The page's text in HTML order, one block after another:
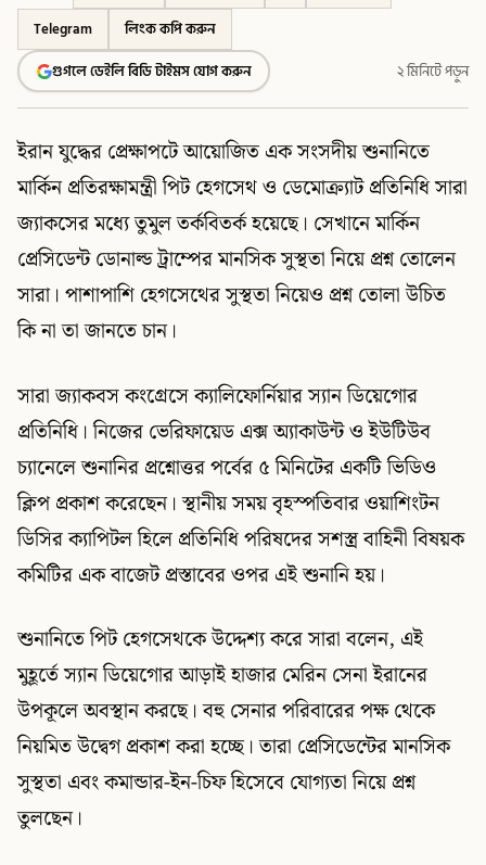
Telegram
লিংক কপি করুন
গুগলে ডেইলি বিডি টাইমস যোগ করুন
২ মিনিটে পড়ুন
ইরান যুদ্ধের প্রেক্ষাপটে আয়োজিত এক সংসদীয় শুনানিতে
মার্কিন প্রতিরক্ষামন্ত্রী পিট হেগসেথ ও ডেমোক্র্যাট প্রতিনিধি সারা
জ্যাকসের মধ্যে তুমুল তর্কবিতর্ক হয়েছে। সেখানে মার্কিন
প্রেসিডেন্ট ডোনাল্ড ট্রাম্পের মানসিক সুস্থতা নিয়ে প্রশ্ন তোলেন
সারা। পাশাপাশি হেগসেথের সুস্থতা নিয়েও প্রশ্ন তোলা উচিত
কি না তা জানতে চান।
সারা জ্যাকবস কংগ্রেসে ক্যালিফোর্নিয়ার স্যান ডিয়েগোর
প্রতিনিধি। নিজের ভেরিফায়েড এক্স অ্যাকাউন্ট ও ইউটিউব
চ্যানেলে শুনানির প্রশ্নোত্তর পর্বের ৫ মিনিটের একটি ভিডিও
ক্লিপ প্রকাশ করেছেন। স্থানীয় সময় বৃহস্পতিবার ওয়াশিংটন
ডিসির ক্যাপিটল হিলে প্রতিনিধি পরিষদের সশস্ত্র বাহিনী বিষয়ক
কমিটির এক বাজেট প্রস্তাবের ওপর এই শুনানি হয়।
শুনানিতে পিট হেগসেথকে উদ্দেশ্য করে সারা বলেন, এই
মুহূর্তে স্যান ডিয়েগোর আড়াই হাজার মেরিন সেনা ইরানের
উপকূলে অবস্থান করছে। বহু সেনার পরিবারের পক্ষ থেকে
নিয়মিত উদ্বেগ প্রকাশ করা হচ্ছে। তারা প্রেসিডেন্টের মানসিক
সুস্থতা এবং কমান্ডার-ইন-চিফ হিসেবে যোগ্যতা নিয়ে প্রশ্ন
তুলছেন।